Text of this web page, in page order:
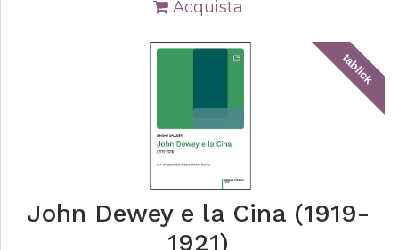
Acquista
tablick
John Dewey e la Cina (1919-
1921)